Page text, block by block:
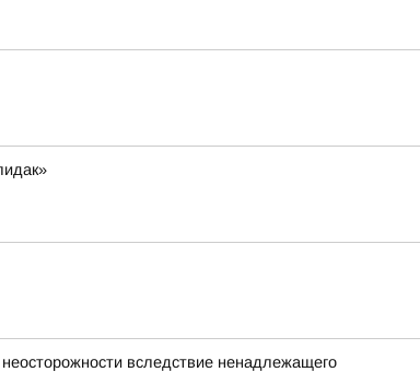
вследствие ненадлежащего